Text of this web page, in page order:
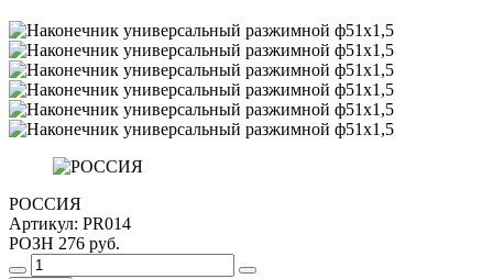
РОССИЯ
Артикул: PR014
РОЗН 276 руб.